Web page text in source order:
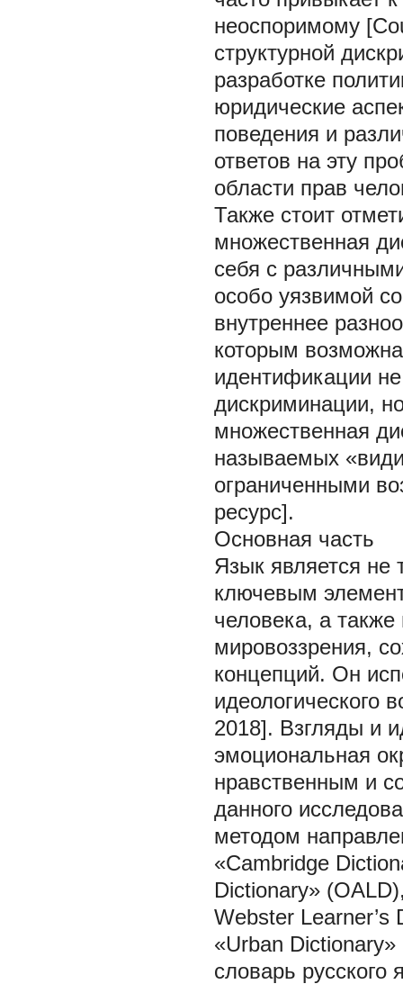
неоспоримому
структурной
разработке
юридические
поведения и
ответов на эту
области прав
Также стоит
множественная
себя с
особо уязвимой
внутреннее
которым
идентификации
дискриминации,
множественная
называемых
ограниченными
ресурс].
Основная часть
Язык является не
ключевым
человека, а
мировоззрения,
концепций. Он
идеологического
2018]. Взгляды и
эмоциональная
нравственным и
данного
методом
«Cambridge
Dictionary»
Webster Learner’s
«Urban
словарь